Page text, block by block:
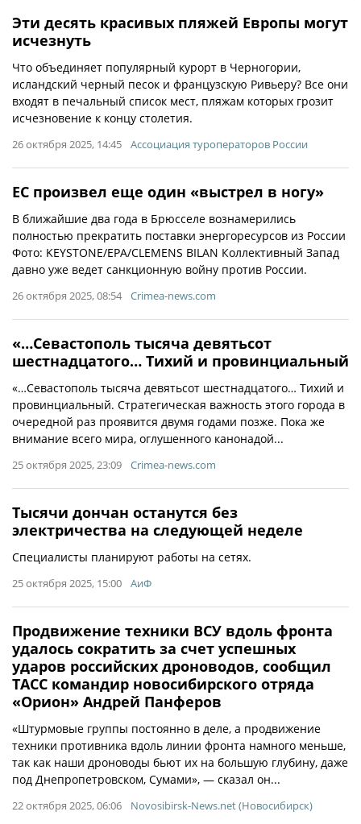
Эти десять красивых пляжей Европы могут
исчезнуть
Что объединяет популярный курорт в Черногории,
исландский черный песок и французскую Ривьеру? Все они
входят в печальный список мест, пляжам которых грозит
исчезновение к концу столетия.
26 октября 2025, 14:45 Ассоциация туроператоров России
ЕС произвел еще один «выстрел в ногу»
В ближайшие два года в Брюсселе вознамерились
полностью прекратить поставки энергоресурсов из России
Фото: KEYSTONE/EPA/CLEMENS BILAN Кол­лек­тив­ный Запад
дав­но уже ведет санк­ци­он­ную вой­ну про­тив Рос­сии.
26 октября 2025, 08:54 Crimea-news.com
«…Севастополь тысяча девятьсот
шестнадцатого… Тихий и провинциальный
«…Севастополь тысяча девятьсот шестнадцатого… Тихий и
провинциальный. Стратегическая важность этого города в
очередной раз проявится двумя годами позже. Пока же
внимание всего мира, оглушенного канонадой...
25 октября 2025, 23:09 Crimea-news.com
Тысячи дончан останутся без
электричества на следующей неделе
Специалисты планируют работы на сетях.
25 октября 2025, 15:00 АиФ
Продвижение техники ВСУ вдоль фронта
удалось сократить за счет успешных
ударов российских дроноводов, сообщил
ТАСС командир новосибирского отряда
«Орион» Андрей Панферов
«Штурмовые группы постоянно в деле, а продвижение
техники противника вдоль линии фронта намного меньше,
так как наши дроноводы бьют их на большую глубину, даже
под Днепропетровском, Сумами», — сказал он...
22 октября 2025, 06:06 Novosibirsk-News.net (Новосибирск)